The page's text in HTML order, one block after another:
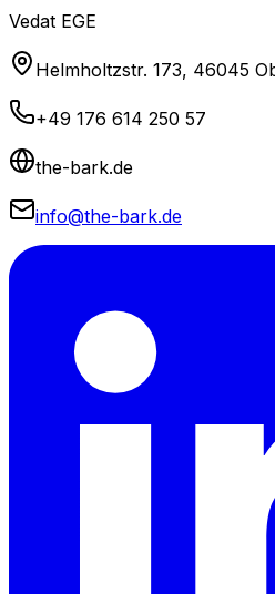
Vedat EGE
Helmholtzstr. 173, 46045
+49 176 614 250 57
the-bark.de
info@the-bark.de